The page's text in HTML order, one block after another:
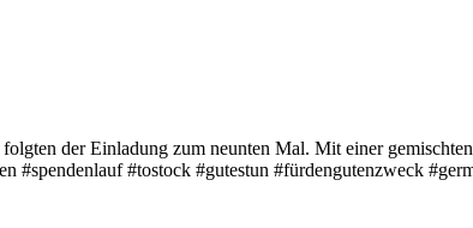
der Einladung zum neunten Mal. Mit einer
#tostock #gutestun #fürdengutenzweck